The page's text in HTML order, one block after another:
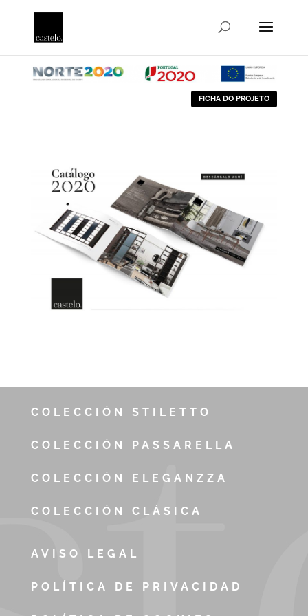
FICHA DO PROJETO
COLECCIÓN STILETTO
COLECCIÓN PASSARELLA
COLECCIÓN ELEGANZZA
COLECCIÓN CLÁSICA
AVISO LEGAL
POLÍTICA DE PRIVACIDAD